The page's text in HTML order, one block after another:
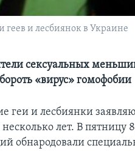
и лесбиянок в Украине
сексуальных
«вирус» гомофобии
геи и лесбиянки
лет. В пятницу
обнародовали